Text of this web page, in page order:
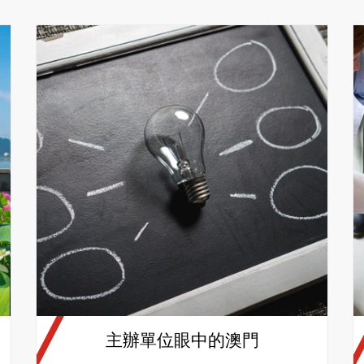
主辦單位眼中的澳門